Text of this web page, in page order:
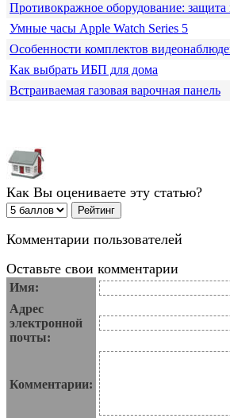
Противокражное оборудование: защита
Умные часы Apple Watch Series 5
Особенности комплектов
Как выбрать ИБП для дома
Встраиваемая газовая варочная панель
Как Вы оцениваете эту статью?
Комментарии пользователей
Оставьте свои комментарии
Имя:
Адрес
электронной
почты:
Комментарии: